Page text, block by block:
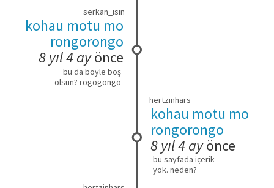
serkan_isin
kohau motu mo
rongorongo
8 yıl 4 ayönce
bu da böyle boş
olsun? rogogongo
hertzinhars
kohau motu mo
rongorongo
8 yıl 4 ayönce
bu sayfada içerik
yok. neden?